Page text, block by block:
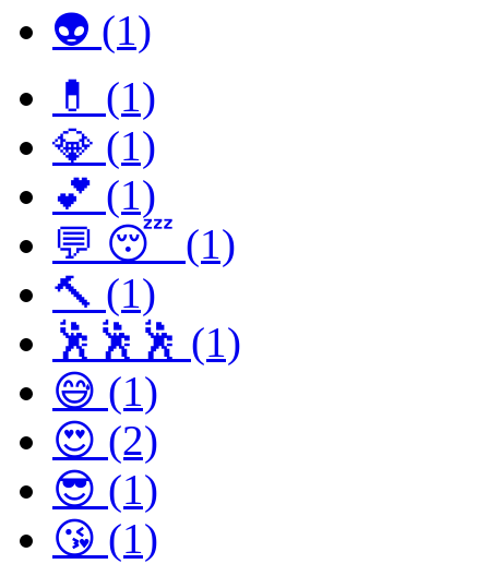
👽 (1)
💊 (1)
💎 (1)
💕 (1)
💬 😴 (1)
🔨 (1)
🕺🕺🕺 (1)
😅 (1)
😍 (2)
😎 (1)
😘 (1)